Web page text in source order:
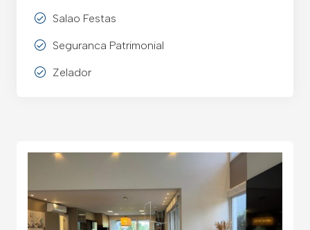
Salao Festas
Seguranca Patrimonial
Zelador